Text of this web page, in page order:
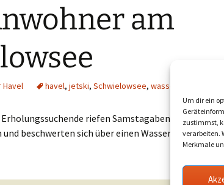
Um dir ein
zustimmst,
verarbeiten.
Merkmale
am
Havel havel, jetski, Schwielowsee, wassermotorrad
riefen Samstagabend bei der
und beschwerten sich über einen